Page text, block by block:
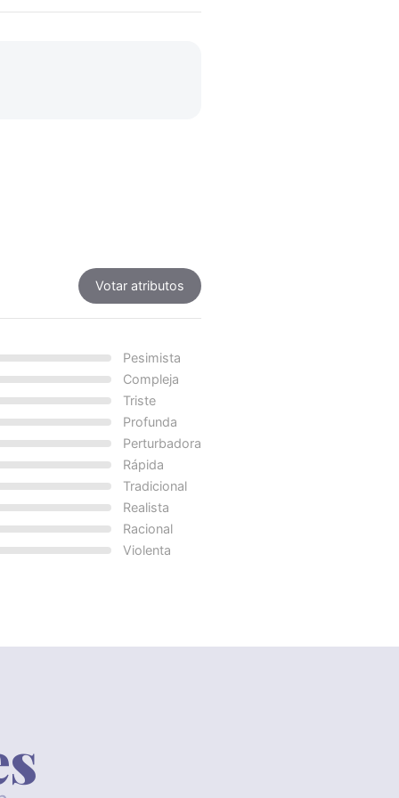
Votar atributos
Pesimista
Compleja
Triste
Profunda
Perturbadora
Rápida
Tradicional
Realista
Racional
Violenta